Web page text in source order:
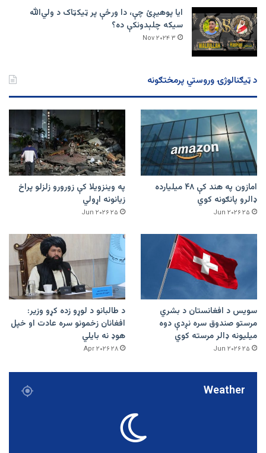
ایا پوهیږئ چې، دا ورځې پر ټيکټاک د ولي‌الله
سیکه چلېدونکې ده؟
۳ Nov ۲۰۲۴
د ټیګنالوژۍ وروستي پرمختګونه
امازون په هند کې ۴۸ میلیارده
ډالرو پانګونه کوي
۲۵ Jun ۲۰۲۶
په وینزویلا کې زورورو زلزلو پراخ
زیانونه اړولي
۲۵ Jun ۲۰۲۶
سویس د افغانستان د بشري
مرستو صندوق سره نږدې دوه
میلیونه ډالر مرسته کوي
۲۵ Jun ۲۰۲۶
د طالبانو د لوړو زده کړو وزیر:
افغانان زخمونو سره عادت او خپل
هوډ نه بایلي
۲۸ Apr ۲۰۲۶
Weather